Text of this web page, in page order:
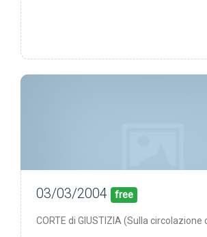
pubblicata: 00/00/00
03/03/2004 free
CORTE di GIUSTIZIA (Sulla